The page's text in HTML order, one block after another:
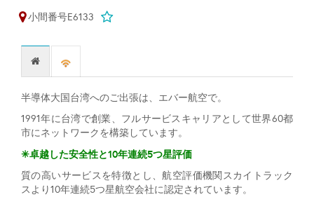
小間番号E6133
半導体大国台湾へのご出張は、エバー航空で。
1991年に台湾で創業、フルサービスキャリアとして世界60都
市にネットワークを構築しています。
✳卓越した安全性と10年連続5つ星評価
質の高いサービスを特徴とし、航空評価機関スカイトラック
スより10年連続5つ星航空会社に認定されています。